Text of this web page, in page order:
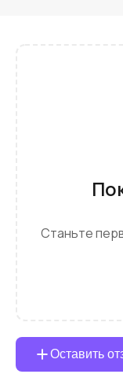
Станьте
Оставить